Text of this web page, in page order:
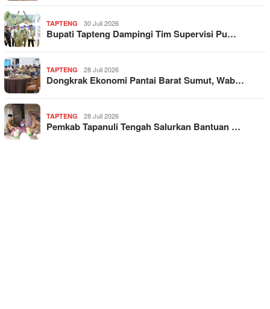
TAPTENG 30 Juli 2026
Bupati Tapteng Dampingi Tim Supervisi Pu…
TAPTENG 28 Juli 2026
Dongkrak Ekonomi Pantai Barat Sumut, Wab…
TAPTENG 28 Juli 2026
Pemkab Tapanuli Tengah Salurkan Bantuan …